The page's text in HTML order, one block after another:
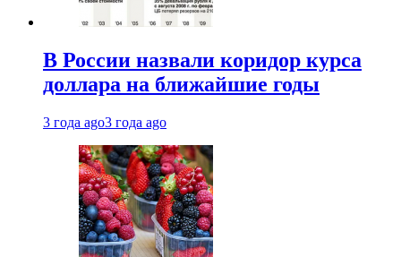
В России назвали коридор курса
доллара на ближайшие годы
3 года ago3 года ago